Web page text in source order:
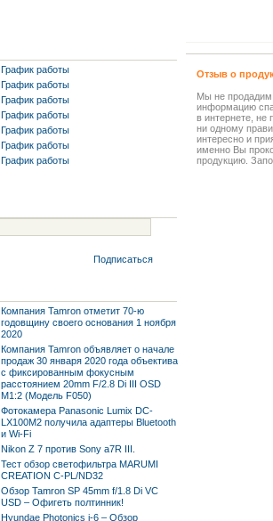
График работы
График работы
График работы
График работы
График работы
График работы
График работы
Подписаться
Компания Tamron отметит 70-ю
годовщину своего основания 1 ноября
2020
Компания Tamron объявляет о начале
продаж 30 января 2020 года объектива
с фиксированным фокусным
расстоянием 20mm F/2.8 Di III OSD
M1:2 (Модель F050)
Фотокамера Panasonic Lumix DC-
LX100M2 получила адаптеры Bluetooth
и Wi-Fi
Nikon Z 7 против Sony a7R III.
Тест обзор светофильтра MARUMI
CREATION C-PL/ND32
Обзор Tamron SP 45mm f/1.8 Di VC
USD – Офигеть полтинник!
Hyundae Photonics i-6 – Обзор
Отзыв о
Мы не
информацию
в интернете, не
ни одному
интересно и
именно Вы
продукцию.